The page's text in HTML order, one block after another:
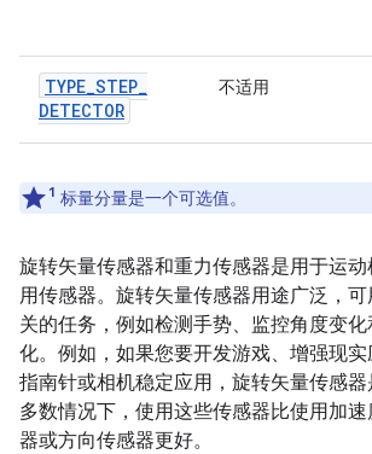
TYPE_STEP_
DETECTOR
不适用
1 标量分量是一个可选值。
旋转矢量传感器和重力传感器是用于运
用传感器。旋转矢量传感器用途广泛，
关的任务，例如检测手势、监控角度变
化。例如，如果您要开发游戏、增强现
指南针或相机稳定应用，旋转矢量传感
多数情况下，使用这些传感器比使用加
器或方向传感器更好。